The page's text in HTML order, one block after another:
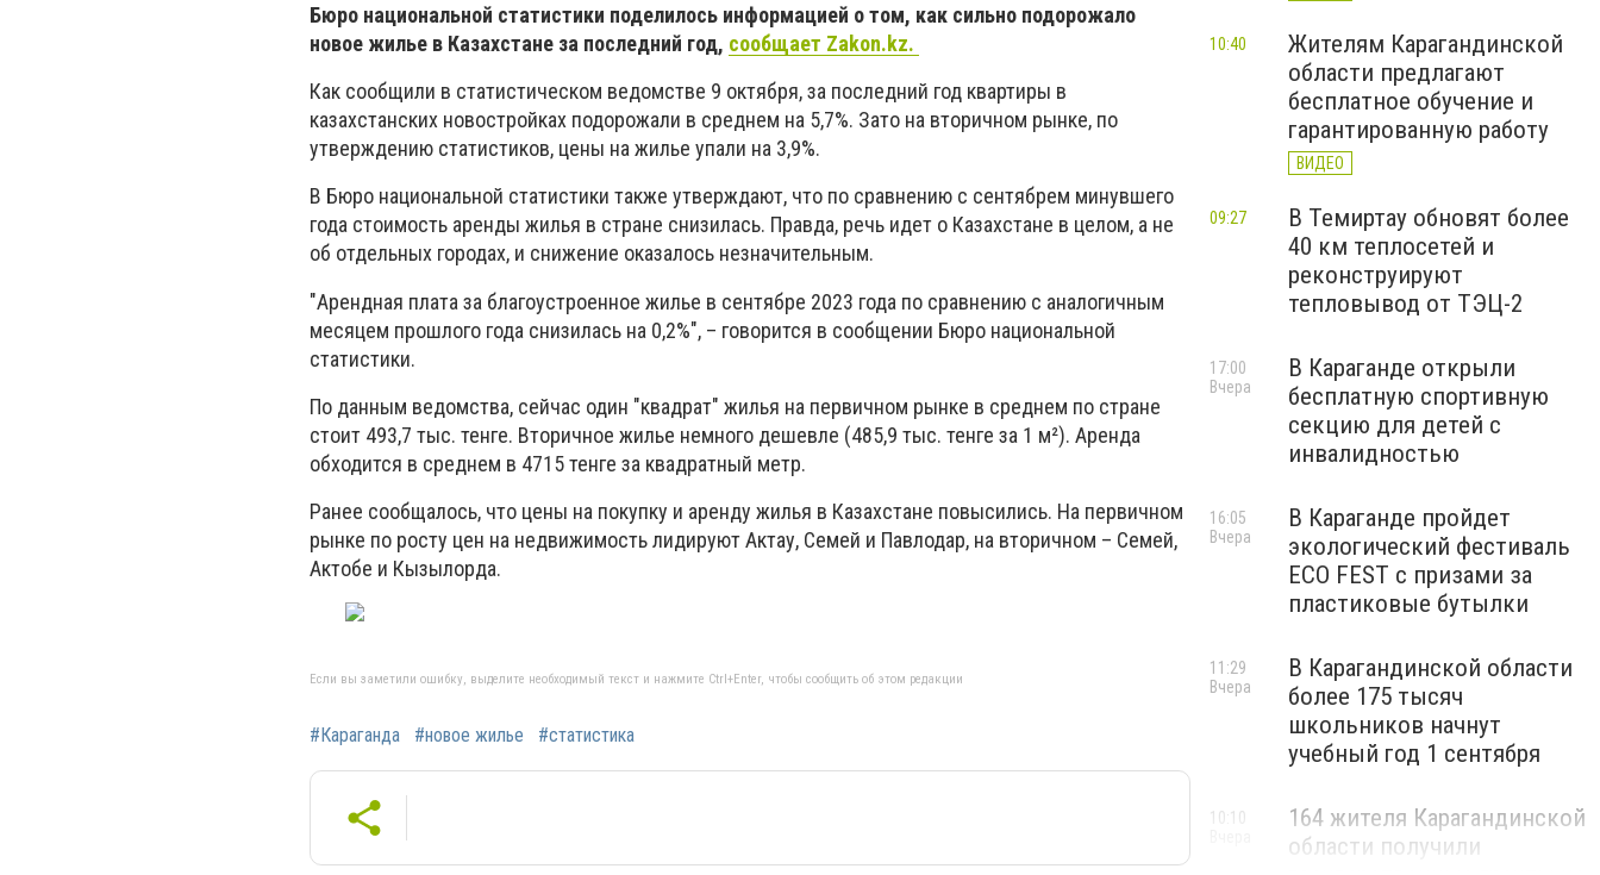
Бюро национальной статистики поделилось информацией о том, как сильно подорожало
новое жилье в Казахстане за последний год, сообщает Zakon.kz.
Как сообщили в статистическом ведомстве 9 октября, за последний год квартиры в
казахстанских новостройках подорожали в среднем на 5,7%. Зато на вторичном рынке, по
утверждению статистиков, цены на жилье упали на 3,9%.
В Бюро национальной статистики также утверждают, что по сравнению с сентябрем минувшего
года стоимость аренды жилья в стране снизилась. Правда, речь идет о Казахстане в целом, а не
об отдельных городах, и снижение оказалось незначительным.
"Арендная плата за благоустроенное жилье в сентябре 2023 года по сравнению с аналогичным
месяцем прошлого года снизилась на 0,2%", – говорится в сообщении Бюро национальной
статистики.
По данным ведомства, сейчас один "квадрат" жилья на первичном рынке в среднем по стране
стоит 493,7 тыс. тенге. Вторичное жилье немного дешевле (485,9 тыс. тенге за 1 м²). Аренда
обходится в среднем в 4715 тенге за квадратный метр.
Ранее сообщалось, что цены на покупку и аренду жилья в Казахстане повысились. На первичном
рынке по росту цен на недвижимость лидируют Актау, Семей и Павлодар, на вторичном – Семей,
Актобе и Кызылорда.
Если вы заметили ошибку, выделите необходимый текст и нажмите Ctrl+Enter, чтобы сообщить об этом редакции
#Караганда #новое жилье #статистика
Жителям Карагандинской
области предлагают
бесплатное обучение и
гарантированную работу
ВИДЕО
10:40
В Темиртау обновят более
40 км теплосетей и
реконструируют
тепловывод от ТЭЦ-2
09:27
В Караганде открыли
бесплатную спортивную
секцию для детей с
инвалидностью
17:00
Вчера
В Караганде пройдет
экологический фестиваль
ECO FEST с призами за
пластиковые бутылки
16:05
Вчера
В Карагандинской области
более 175 тысяч
школьников начнут
учебный год 1 сентября
11:29
Вчера
164 жителя Карагандинской
области получили
10:10